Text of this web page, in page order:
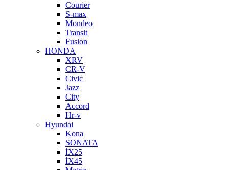
Courier
S-max
Mondeo
Transit
Fusion
HONDA
XRV
CR-V
Civic
Jazz
City
Accord
Hr-v
Hyundai
Kona
SONATA
İX25
İX45